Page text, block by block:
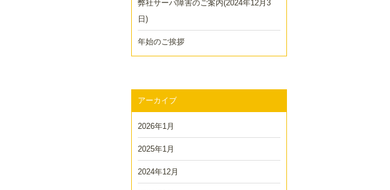
弊社サーバ障害のご案内(2024年12月3
日)
年始のご挨拶
アーカイブ
2026年1月
2025年1月
2024年12月